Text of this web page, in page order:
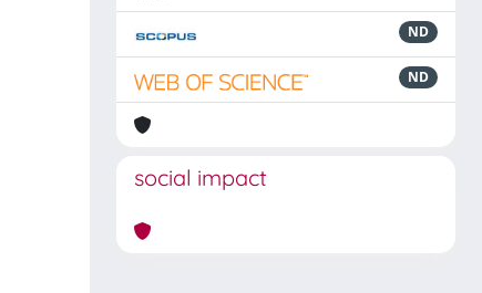
ND
ND
social impact